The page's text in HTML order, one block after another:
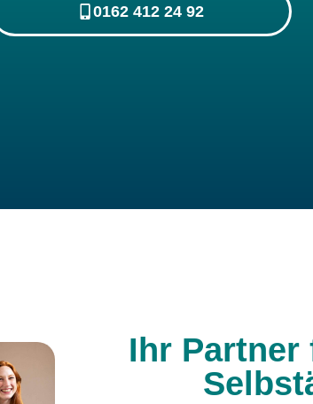
0162 412 24 92
Ihr